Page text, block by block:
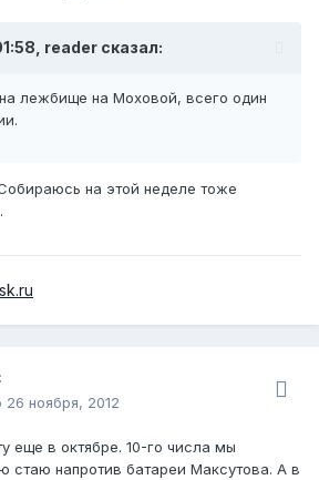
reader сказал:
лежбище на Моховой, всего один
на этой неделе тоже
26 ноября, 2012
еще в октябре. 10-го числа мы
стаю напротив батареи Максутова. А в